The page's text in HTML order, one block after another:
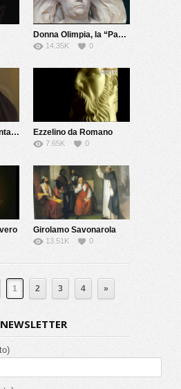
Donna Olimpia, la “Papessa” di Roma
14.35K 0
La vera storia di Santa Rita Ezzelino da Romano
7.65K 0
Girolamo Savonarola
13.51K 0
1 2 3 4 »